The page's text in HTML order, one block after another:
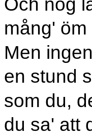
mång'
Men
en stund
som du,
du sa' att